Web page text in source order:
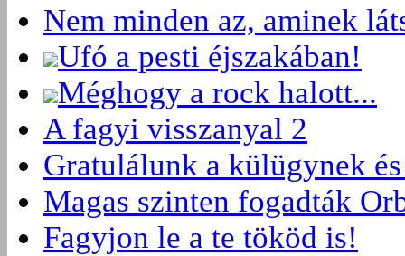
Nem minden az, aminek
Ufó a pesti éjszakában!
Méghogy a rock halott...
A fagyi visszanyal 2
Gratulálunk a külügynek
Magas szinten fogadták
Fagyjon le a te tököd is!